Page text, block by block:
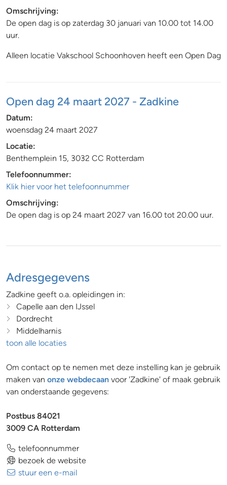
Omschrijving:
De open dag is op zaterdag 30 januari van 10.00 tot 14.00
uur.
Alleen locatie Vakschool Schoonhoven heeft een Open Dag
Open dag 24 maart 2027 - Zadkine
Datum:
woensdag 24 maart 2027
Locatie:
Benthemplein 15, 3032 CC Rotterdam
Telefoonnummer:
Klik hier voor het telefoonnummer
Omschrijving:
De open dag is op 24 maart 2027 van 16.00 tot 20.00 uur.
Adresgegevens
Zadkine geeft o.a. opleidingen in:
Capelle aan den IJssel
Dordrecht
Middelharnis
toon alle locaties
Om contact op te nemen met deze instelling kan je gebruik
maken van onze webdecaan voor 'Zadkine' of maak gebruik
van onderstaande gegevens:
Postbus 84021
3009 CA Rotterdam
telefoonnummer
bezoek de website
stuur een e-mail